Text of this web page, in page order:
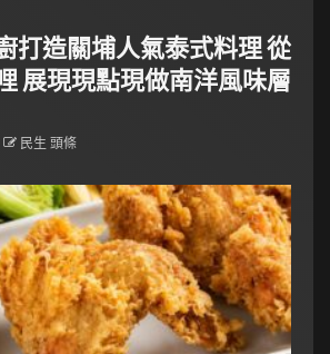
打造關埔人氣泰式料理 從
展現現點現做南洋風味層
民生 頭條